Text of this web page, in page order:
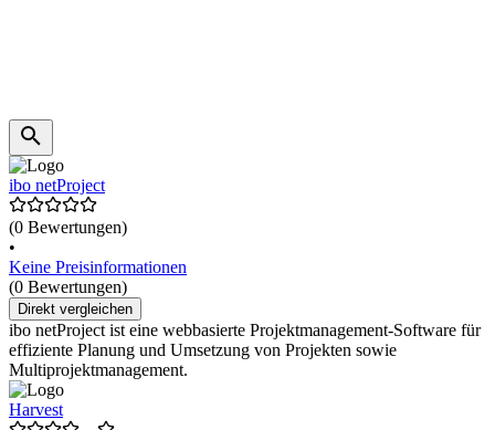
ibo netProject
(0 Bewertungen)
•
Keine Preisinformationen
(0 Bewertungen)
Direkt vergleichen
ibo netProject ist eine webbasierte Projektmanagement-Software für
effiziente Planung und Umsetzung von Projekten sowie
Multiprojektmanagement.
Harvest